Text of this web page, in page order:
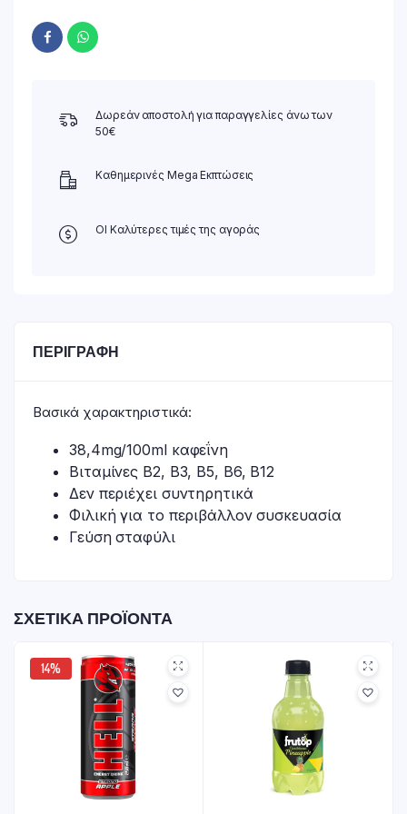
Δωρεάν αποστολή για παραγγελίες άνω των
50€
Καθημερινές Mega Εκπτώσεις
ΟΙ Καλύτερες τιμές της αγοράς
ΠΕΡΙΓΡΑΦΉ
Βασικά χαρακτηριστικά:
38,4mg/100ml καφεΐνη
Βιταμίνες Β2, Β3, Β5, Β6, Β12
Δεν περιέχει συντηρητικά
Φιλική για το περιβάλλον συσκευασία
Γεύση σταφύλι
ΣΧΕΤΙΚΆ ΠΡΟΪΌΝΤΑ
14%